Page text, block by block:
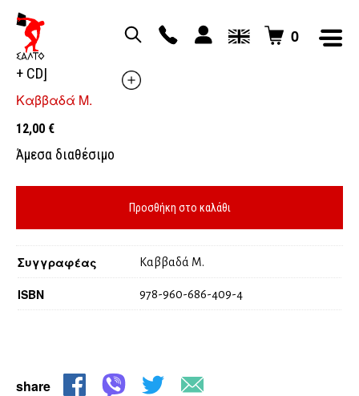
0
ΣΤΟ ΒΑΣΙΛΕΙΟ ΤΟΥ ΠΟΣΕΙΔΩΝΑ Καλοκαιρινό [ Βιβλίο
+ CD]
Καββαδά Μ.
12,00 €
Άμεσα διαθέσιμο
Προσθήκη στο καλάθι
Συγγραφέας Καββαδά Μ.
ISBN 978-960-686-409-4
share